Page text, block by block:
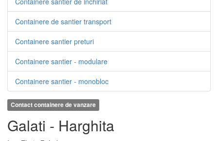
Containere de santier transport
Containere santier preturi
Containere santier - modulare
Containere santier - monobloc
Contact containere de vanzare
Galati - Harghita